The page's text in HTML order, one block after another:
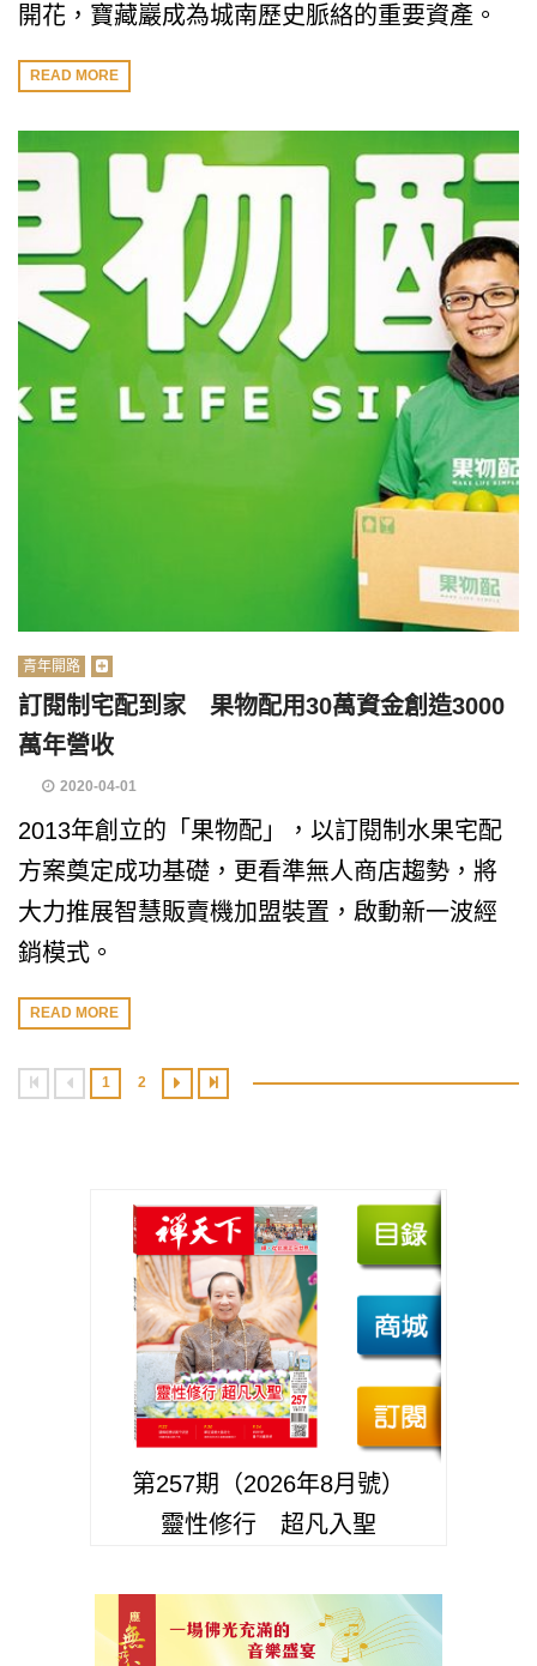
開花，寶藏巖成為城南歷史脈絡的重要資產。
READ MORE
青年開路
訂閱制宅配到家 果物配用30萬資金創造3000
萬年營收
2020-04-01
2013年創立的「果物配」，以訂閱制水果宅配
方案奠定成功基礎，更看準無人商店趨勢，將
大力推展智慧販賣機加盟裝置，啟動新一波經
銷模式。
READ MORE
1 2
第257期（2026年8月號）
靈性修行 超凡入聖